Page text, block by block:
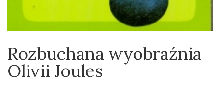
Rozbuchana wyobraźnia
Olivii Joules